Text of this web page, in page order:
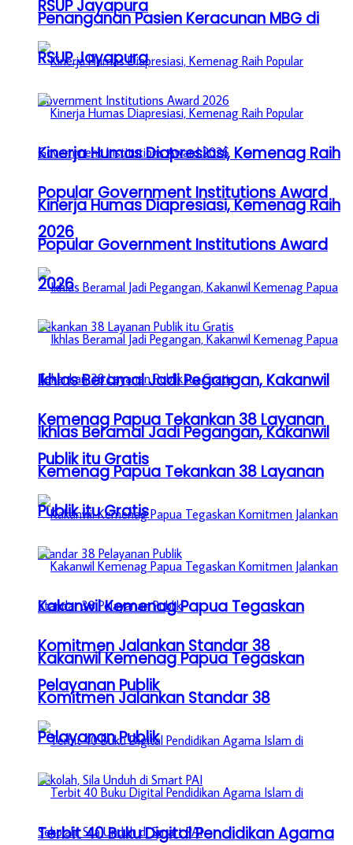
RSUP Jayapura
Kinerja Humas Diapresiasi, Kemenag Raih
Popular Government Institutions Award
2026
Ikhlas Beramal Jadi Pegangan, Kakanwil
Kemenag Papua Tekankan 38 Layanan
Publik itu Gratis
Kakanwil Kemenag Papua Tegaskan
Komitmen Jalankan Standar 38
Pelayanan Publik
Terbit 40 Buku Digital Pendidikan Agama
Penanganan Pasien Keracunan MBG di
RSUP Jayapura
Kinerja Humas Diapresiasi, Kemenag Raih
Popular Government Institutions Award
2026
Ikhlas Beramal Jadi Pegangan, Kakanwil
Kemenag Papua Tekankan 38 Layanan
Publik itu Gratis
Kakanwil Kemenag Papua Tegaskan
Komitmen Jalankan Standar 38
Pelayanan Publik